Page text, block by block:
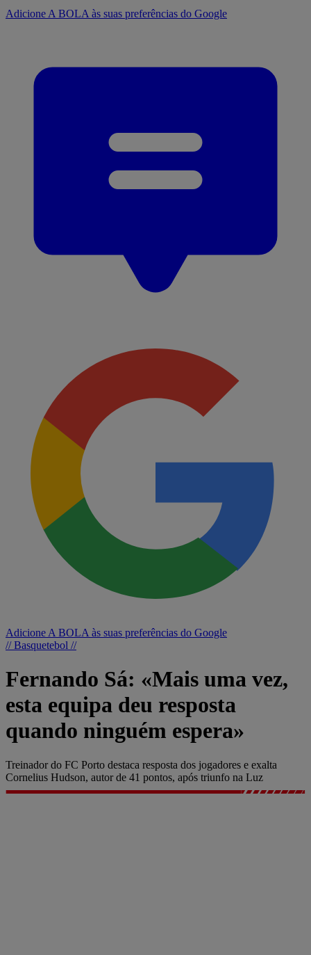
Adicione A BOLA às suas preferências do Google
Adicione A BOLA às suas preferências do Google
// Basquetebol //
Fernando Sá: «Mais uma vez,
esta equipa deu resposta
quando ninguém espera»
Treinador do FC Porto destaca resposta dos jogadores e exalta
Cornelius Hudson, autor de 41 pontos, após triunfo na Luz